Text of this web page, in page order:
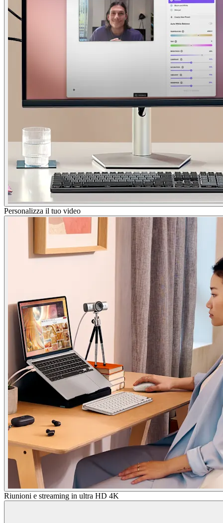
Personalizza il tuo video
Riunioni e streaming in ultra HD 4K